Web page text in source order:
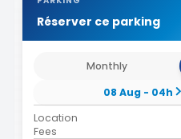
Réserver ce parking
Monthly
08 Aug - 04h
Location
Fees